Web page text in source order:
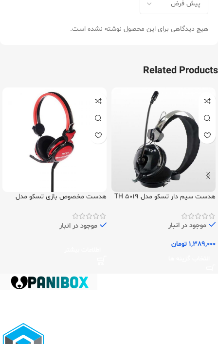
هیچ دیدگاهی برای این محصول نوشته نشده است.
Related Products
هدست سیم دار تسکو مدل TH 5019
موجود در انبار
1,389,000 تومان
هدست مخصوص بازی تسکو مدل
موجود در انبار